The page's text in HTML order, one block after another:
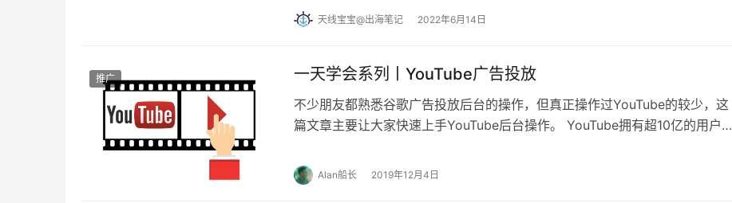
各类互联网出海生态。2019年创立SUGA苏嘉，目前投放在西班牙/北非/中东/
美国的…
天线宝宝@出海笔记 2022年6月14日
推广 一天学会系列丨YouTube广告投放
不少朋友都熟悉谷歌广告投放后台的操作，但真正操作过YouTube的较少，这
篇文章主要让大家快速上手YouTube后台操作。 ​YouTube拥有超10亿的用户数
据…
Alan船长 2019年12月4日